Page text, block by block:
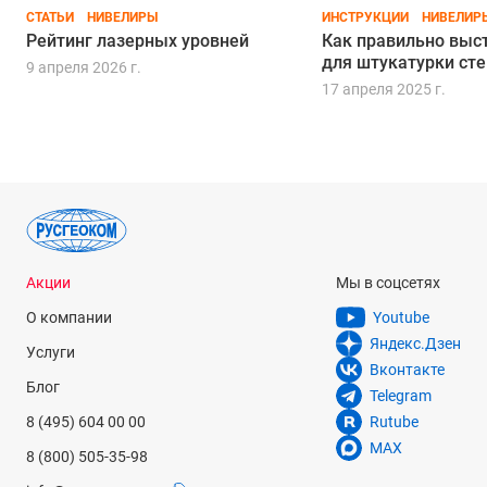
СТАТЬИ НИВЕЛИРЫ
Рейтинг лазерных уровней
9 апреля 2026 г.
ИНСТРУКЦИИ
Как правильно
для штукатурки
17 апреля 2025 г.
Акции
О компании
Услуги
Блог
8 (495) 604 00 00
8 (800) 505-35-98
Мы в соцсетях
Youtube
Яндекс.Дзен
Вконтакте
Telegram
Rutube
MAX